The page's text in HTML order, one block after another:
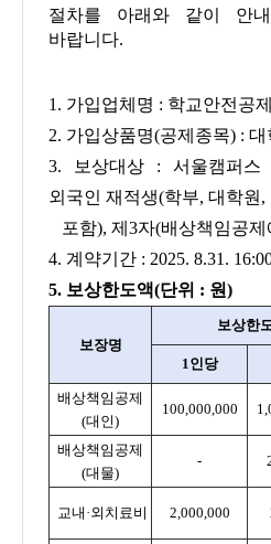
절차를 아래와 같이 안내
바랍니다.
1. 가입업체명 : 학교안전공
2. 가입상품명(공제종목) :
3. 보상대상 : 서울캠퍼스
외국인 재적생(학부, 대학원,
포함), 제3자(배상책임공제
4. 계약기간 : 2025. 8.31.
5. 보상한도액(단위 : 원)
보장명
보상한
1인당
배상책임공제
(대인)
100,000,000
배상책임공제
(대물)
-
교내·외치료비 2,000,000